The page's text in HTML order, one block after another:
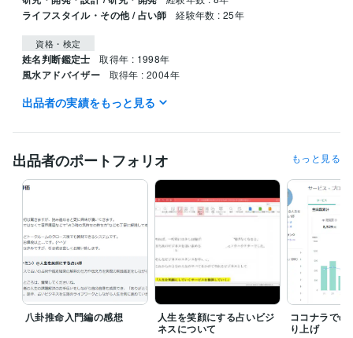
ライフスタイル・その他 / 占い師 経験年数 : 25年
資格・検定
姓名判断鑑定士 取得年 : 1998年
風水アドバイザー 取得年 : 2004年
その他ツール
風水鑑定:18年八卦推命運勢鑑定:19年
得意分野
占い 姓名判断　タイプ診断　風水　八卦推命
占い 開運 人生
占いビジネスのオンライン講座
占いビジネス
出品者の実績をもっと見る
出品者のポートフォリオ もっと見る
八卦推命入門編の感想
人生を笑顔にする占いビジ
ネスについて
ココナラで
り上げ